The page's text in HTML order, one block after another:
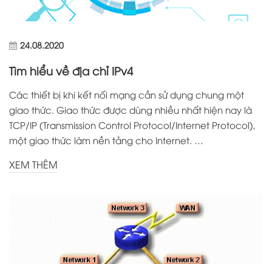
24.08.2020
Tìm hiểu về địa chỉ IPv4
Các thiết bị khi kết nối mạng cần sử dụng chung một
giao thức. Giao thức được dùng nhiều nhất hiện nay là
TCP/IP (Transmission Control Protocol/Internet Protocol),
một giao thức làm nền tảng cho Internet. …
XEM THÊM